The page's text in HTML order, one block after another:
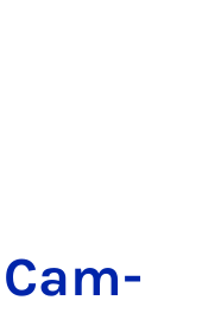
Cam­